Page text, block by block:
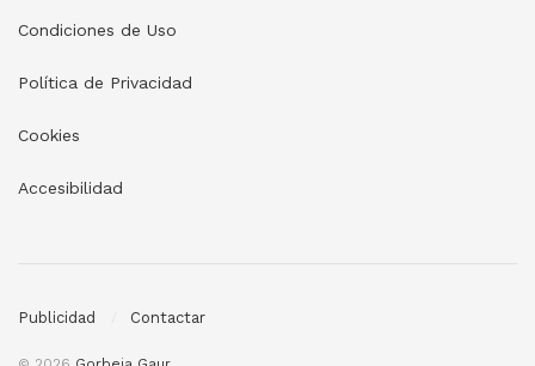
Condiciones de Uso
Política de Privacidad
Cookies
Accesibilidad
Publicidad Contactar